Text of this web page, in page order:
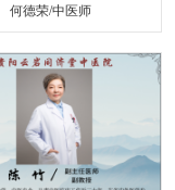
何德荣/中医师